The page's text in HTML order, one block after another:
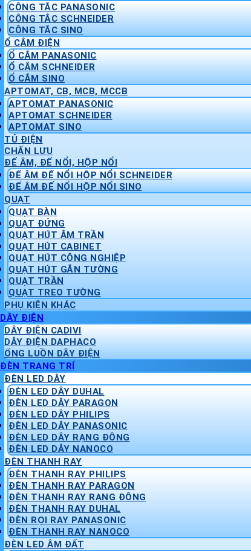
CÔNG TẮC PANASONIC
CÔNG TẮC SCHNEIDER
CÔNG TẮC SINO
Ổ CẮM ĐIỆN
Ổ CẮM PANASONIC
Ổ CẮM SCHNEIDER
Ổ CẮM SINO
APTOMAT, CB, MCB, MCCB
APTOMAT PANASONIC
APTOMAT SCHNEIDER
APTOMAT SINO
TỦ ĐIỆN
CHẤN LƯU
ĐẾ ÂM, ĐẾ NỔI, HỘP NỔI
ĐẾ ÂM ĐẾ NỔI HỘP NỔI SCHNEIDER
ĐẾ ÂM ĐẾ NỔI HỘP NỔI SINO
QUẠT
QUẠT BÀN
QUẠT ĐỨNG
QUẠT HÚT ÂM TRẦN
QUẠT HÚT CABINET
QUẠT HÚT CÔNG NGHIỆP
QUẠT HÚT GẮN TƯỜNG
QUẠT TRẦN
QUẠT TREO TƯỜNG
PHỤ KIỆN KHÁC
DÂY ĐIỆN
DÂY ĐIỆN CADIVI
DÂY ĐIỆN DAPHACO
ỐNG LUỒN DÂY ĐIỆN
ĐÈN TRANG TRÍ
ĐÈN LED DÂY
ĐÈN LED DÂY DUHAL
ĐÈN LED DÂY PARAGON
ĐÈN LED DÂY PHILIPS
ĐÈN LED DÂY PANASONIC
ĐÈN LED DÂY RẠNG ĐÔNG
ĐÈN LED DÂY NANOCO
ĐÈN THANH RAY
ĐÈN THANH RAY PHILIPS
ĐÈN THANH RAY PARAGON
ĐÈN THANH RAY RẠNG ĐÔNG
ĐÈN THANH RAY DUHAL
ĐÈN RỌI RAY PANASONIC
ĐÈN THANH RAY NANOCO
ĐÈN LED ÂM ĐẤT